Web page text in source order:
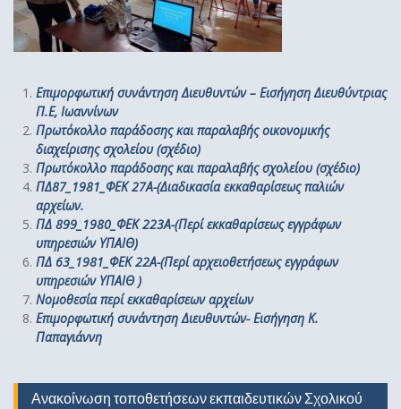
Επιμορφωτική συνάντηση Διευθυντών – Εισήγηση Διευθύντριας
Π.Ε, Ιωαννίνων
Πρωτόκολλο παράδοσης και παραλαβής οικονομικής
διαχείρισης σχολείου (σχέδιο)
Πρωτόκολλο παράδοσης και παραλαβής σχολείου (σχέδιο)
ΠΔ87_1981_ΦΕΚ 27Α-(Διαδικασία εκκαθαρίσεως παλιών
αρχείων.
ΠΔ 899_1980_ΦΕΚ 223Α-(Περί εκκαθαρίσεως εγγράφων
υπηρεσιών ΥΠΑΙΘ)
ΠΔ 63_1981_ΦΕΚ 22Α-(Περί αρχειοθετήσεως εγγράφων
υπηρεσιών ΥΠΑΙΘ )
Νομοθεσία περί εκκαθαρίσεων αρχείων
Επιμορφωτική συνάντηση Διευθυντών- Εισήγηση Κ.
Παπαγιάννη
Ανακοίνωση τοποθετήσεων εκπαιδευτικών Σχολικού